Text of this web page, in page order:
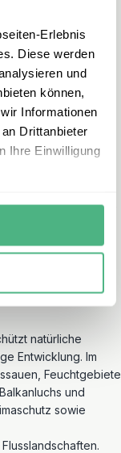
Erlebnis
Diese werden
und
können,
Informationen
Drittanbieter
Ihre Einwilligung
ob er bei seiner
ist ein Betrag in
Das macht sowohl
Es ist aber auch
Sie in diesem Fall
Ihres
weiteren Schritte
bei EuroNatur
finden Sie auf der
natürliche
Entwicklung. Im
Feuchtgebiete
und
sowie